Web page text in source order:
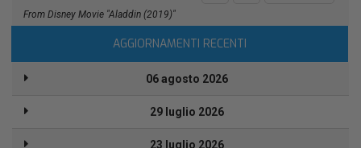
From Disney Movie "Aladdin (2019)"
AGGIORNAMENTI RECENTI
06 agosto 2026
29 luglio 2026
23 luglio 2026